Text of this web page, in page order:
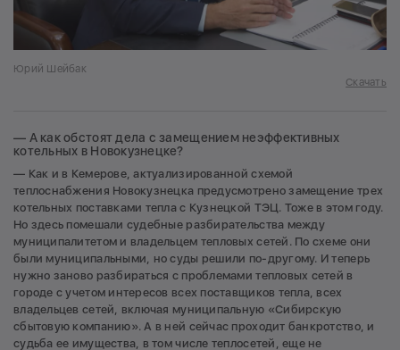
Юрий Шейбак
Скачать
— А как обстоят дела с замещением неэффективных
котельных в Новокузнецке?
— Как и в Кемерове, актуализированной схемой
теплоснабжения Новокузнецка предусмотрено замещение трех
котельных поставками тепла с Кузнецкой ТЭЦ. Тоже в этом году.
Но здесь помешали судебные разбирательства между
муниципалитетом и владельцем тепловых сетей. По схеме они
были муниципальными, но суды решили по-другому. И теперь
нужно заново разбираться с проблемами тепловых сетей в
городе с учетом интересов всех поставщиков тепла, всех
владельцев сетей, включая муниципальную «Сибирскую
сбытовую компанию». А в ней сейчас проходит банкротство, и
судьба ее имущества, в том числе теплосетей, еще не